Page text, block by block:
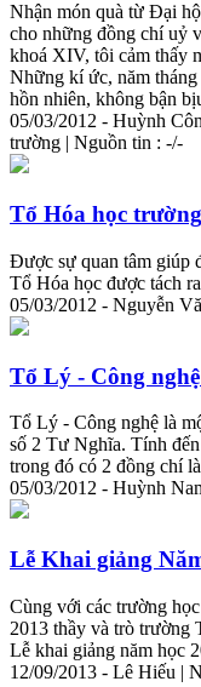
Nhận món quà từ Đại
cho những đồng chí uỷ
khoá XIV, tôi cảm thấy
Những kí ức, năm
hồn nhiên, không bận
05/03/2012 - Huỳnh
trường | Nguồn tin : -/-
Tổ Hóa học
Được sự quan tâm giúp
Tổ Hóa học được tách
05/03/2012 - Nguyễn
Tổ Lý - Công
Tổ Lý - Công nghệ là
số 2 Tư Nghĩa. Tính
trong đó có 2 đồng chí
05/03/2012 - Huỳnh
Lễ Khai giảng
Cùng với các trường
2013 thầy và trò trường
Lễ khai giảng năm học
12/09/2013 - Lê Hiếu |